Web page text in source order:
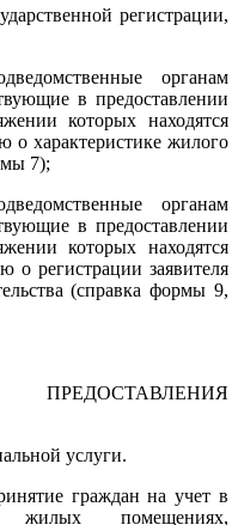
регистрации,
органам
в предоставлении
которых находятся
о характеристике жилого
7);
органам
в предоставлении
которых находятся
о регистрации заявителя
(справка формы 9,
услуги.
граждан на учет в
помещениях,